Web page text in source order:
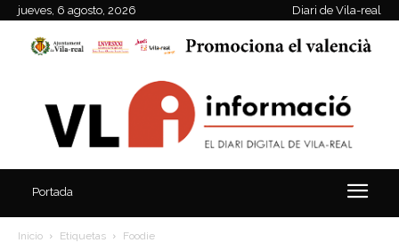
jueves, 6 agosto, 2026 Diari de Vila-real
Portada
Inicio Etiquetas Foodie